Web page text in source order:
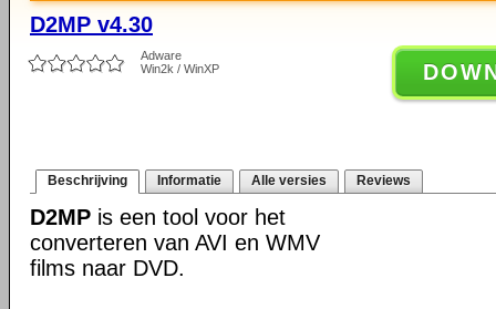
D2MP v4.30
Adware
Win2k / WinXP
Beschrijving Informatie Alle versies Reviews
D2MP is een tool voor het
converteren van AVI en WMV
films naar DVD.